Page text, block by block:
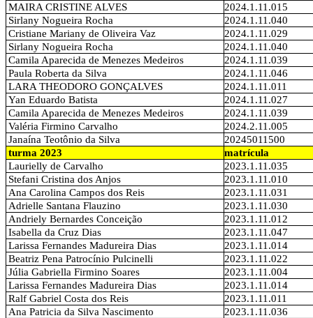
MAIRA CRISTINE ALVES
2024.1.11.015
Sirlany Nogueira Rocha
2024.1.11.040
Cristiane Mariany de Oliveira Vaz
2024.1.11.029
Sirlany Nogueira Rocha
2024.1.11.040
Camila Aparecida de Menezes Medeiros
2024.1.11.039
Paula Roberta da Silva
2024.1.11.046
LARA THEODORO GONÇALVES
2024.1.11.011
Yan Eduardo Batista
2024.1.11.027
Camila Aparecida de Menezes Medeiros
2024.1.11.039
Valéria Firmino Carvalho
2024.2.11.005
Janaína Teotônio da Silva
20245011500
turma 2023
matrícula
Laurielly de Carvalho
2023.1.11.035
Stefani Cristina dos Anjos
2023.1.11.010
Ana Carolina Campos dos Reis
2023.1.11.031
Adrielle Santana Flauzino
2023.1.11.030
Andriely Bernardes Conceição
2023.1.11.012
Isabella da Cruz Dias
2023.1.11.047
Larissa Fernandes Madureira Dias
2023.1.11.014
Beatriz Pena Patrocínio Pulcinelli
2023.1.11.022
Júlia Gabriella Firmino Soares
2023.1.11.004
Larissa Fernandes Madureira Dias
2023.1.11.014
Ralf Gabriel Costa dos Reis
2023.1.11.011
Ana Patricia da Silva Nascimento
2023.1.11.036